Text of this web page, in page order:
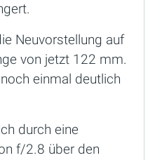
Neuvorstellung auf
von jetzt 122 mm.
einmal deutlich
durch eine
f/2.8 über den